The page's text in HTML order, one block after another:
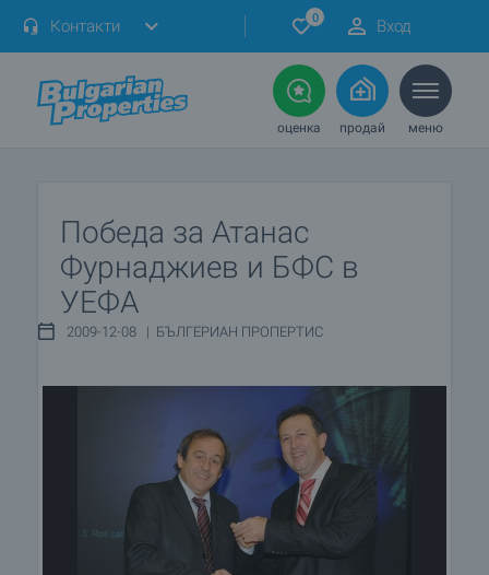
Контакти 0 Вход
оценка продай меню
Победа за Атанас
Фурнаджиев и БФС в
УЕФА
2009-12-08 | БЪЛГЕРИАН ПРОПЕРТИС